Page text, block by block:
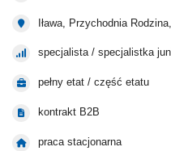
Iława, Przychodnia
specjalista / specjalistka
pełny etat / część etatu
kontrakt B2B
praca stacjonarna